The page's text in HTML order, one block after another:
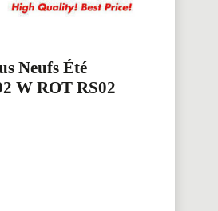
Neufs Été
W ROT RS02